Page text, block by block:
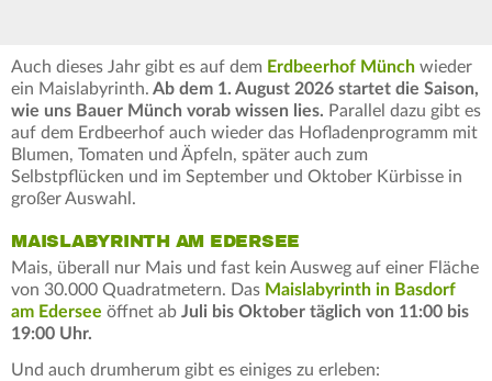
Auch dieses Jahr gibt es auf dem Erdbeerhof Münch wieder
ein Maislabyrinth. Ab dem 1. August 2026 startet die Saison,
wie uns Bauer Münch vorab wissen lies. Parallel dazu gibt es
auf dem Erdbeerhof auch wieder das Hofladenprogramm mit
Blumen, Tomaten und Äpfeln, später auch zum
Selbstpflücken und im September und Oktober Kürbisse in
großer Auswahl.
MAISLABYRINTH AM EDERSEE
Mais, überall nur Mais und fast kein Ausweg auf einer Fläche
von 30.000 Quadratmetern. Das Maislabyrinth in Basdorf
am Edersee öffnet ab Juli bis Oktober täglich von 11:00 bis
19:00 Uhr.
Und auch drumherum gibt es einiges zu erleben: